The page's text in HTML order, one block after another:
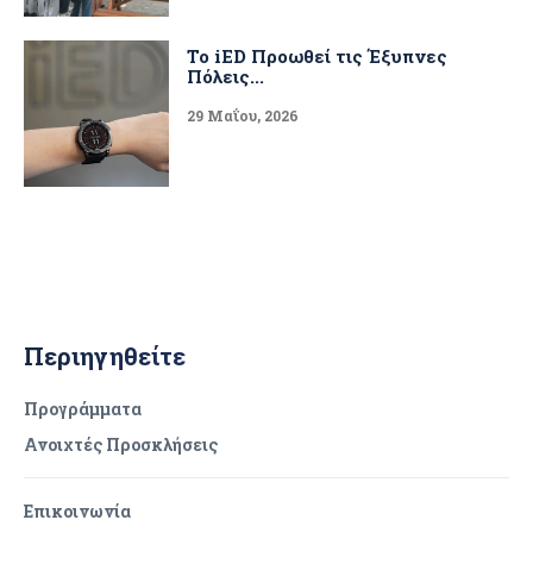
Το iED Προωθεί τις Έξυπνες
Πόλεις...
29 Μαΐου, 2026
Περιηγηθείτε
Προγράμματα
Ανοιχτές Προσκλήσεις
Επικοινωνία